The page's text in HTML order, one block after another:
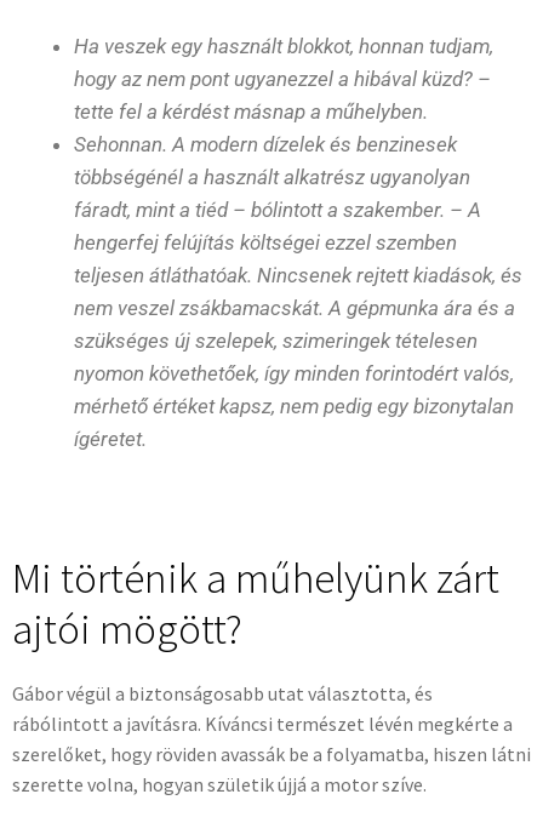
Ha veszek egy használt blokkot, honnan tudjam,
hogy az nem pont ugyanezzel a hibával küzd? –
tette fel a kérdést másnap a műhelyben.
Sehonnan. A modern dízelek és benzinesek
többségénél a használt alkatrész ugyanolyan
fáradt, mint a tiéd – bólintott a szakember. – A
hengerfej felújítás költségei ezzel szemben
teljesen átláthatóak. Nincsenek rejtett kiadások, és
nem veszel zsákbamacskát. A gépmunka ára és a
szükséges új szelepek, szimeringek tételesen
nyomon követhetőek, így minden forintodért valós,
mérhető értéket kapsz, nem pedig egy bizonytalan
ígéretet.
Mi történik a műhelyünk zárt
ajtói mögött?
Gábor végül a biztonságosabb utat választotta, és
rábólintott a javításra. Kíváncsi természet lévén megkérte a
szerelőket, hogy röviden avassák be a folyamatba, hiszen látni
szerette volna, hogyan születik újjá a motor szíve.